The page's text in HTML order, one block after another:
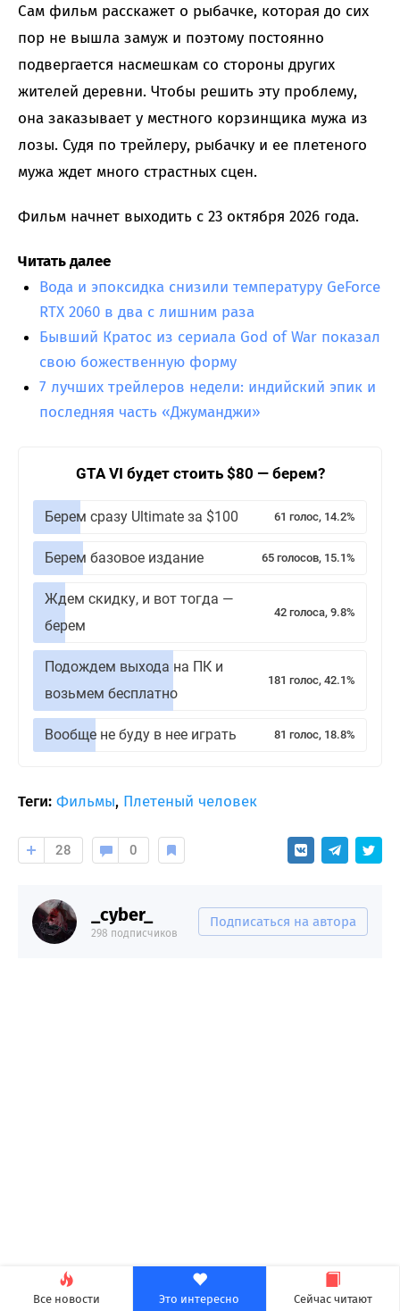
Все новости Это интересно Сейчас читают
Сам фильм расскажет о рыбачке, которая до сих
пор не вышла замуж и поэтому постоянно
подвергается насмешкам со стороны других
жителей деревни. Чтобы решить эту проблему,
она заказывает у местного корзинщика мужа из
лозы. Судя по трейлеру, рыбачку и ее плетеного
мужа ждет много страстных сцен.
Фильм начнет выходить с 23 октября 2026 года.
Читать далее
Вода и эпоксидка снизили температуру GeForce
RTX 2060 в два с лишним раза
Бывший Кратос из сериала God of War показал
свою божественную форму
7 лучших трейлеров недели: индийский эпик и
последняя часть «Джуманджи»
GTA VI будет стоить $80 — берем?
Берем сразу Ultimate за $100 61 голос, 14.2%
Берем базовое издание 65 голосов, 15.1%
Ждем скидку, и вот тогда —
берем
42 голоса, 9.8%
Подождем выхода на ПК и
возьмем бесплатно
181 голос, 42.1%
Вообще не буду в нее играть 81 голос, 18.8%
Теги: Фильмы, Плетеный человек
28 0
_cyber_
298 подписчиков
Подписаться на автора